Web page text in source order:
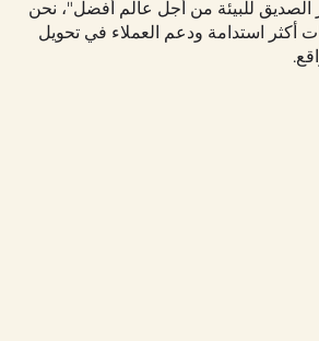
الصديق للبيئة من أجل عالم أفضل"، نحن
أكثر استدامة ودعم العملاء في تحويل